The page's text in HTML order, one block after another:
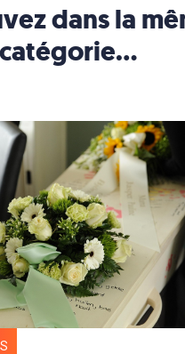
dans la
catégorie…